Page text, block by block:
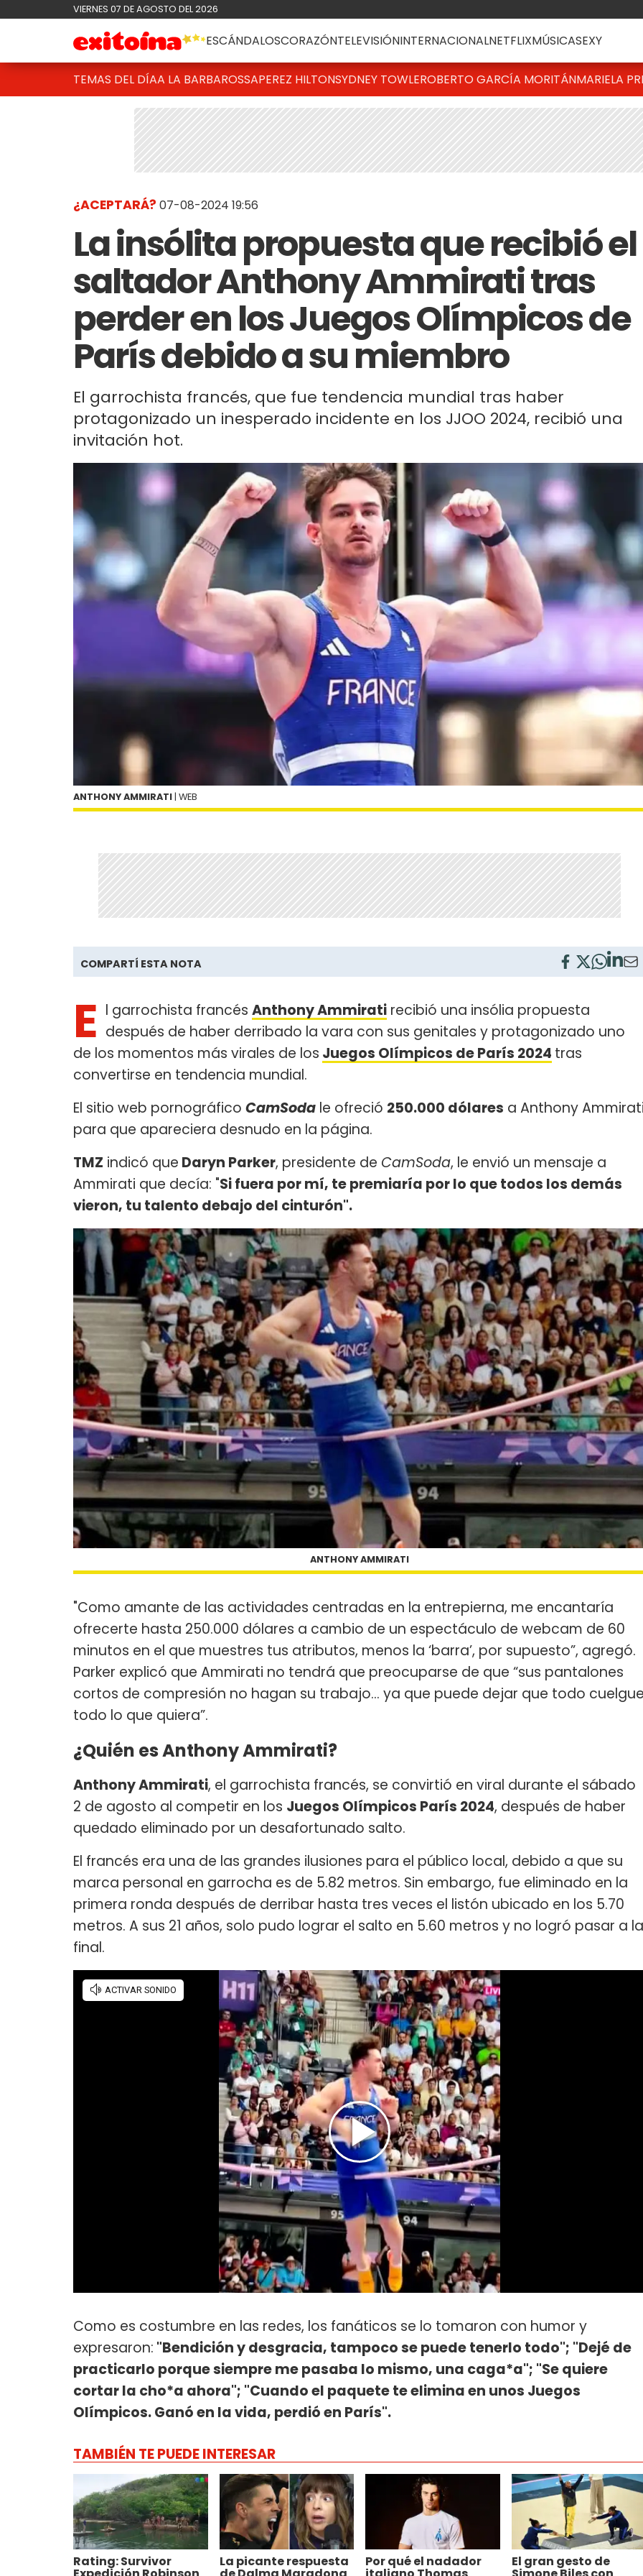
VIERNES 07 DE AGOSTO DEL 2026
ESCÁNDALOSCORAZÓNTELEVISIÓNINTERNACIONALNETFLIXMÚSICASEXY
TEMAS DEL DÍAA LA BARBAROSSAPEREZ HILTONSYDNEY TOWLEROBERTO GARCÍA MORITÁNMARIELA
¿ACEPTARÁ? 07-08-2024 19:56
La insólita propuesta que recibió el
saltador Anthony Ammirati tras
perder en los Juegos Olímpicos de
París debido a su miembro
El garrochista francés, que fue tendencia mundial tras haber
protagonizado un inesperado incidente en los JJOO 2024, recibió una
invitación hot.
ANTHONY AMMIRATI | WEB
COMPARTÍ ESTA NOTA
E l garrochista francés Anthony Ammirati recibió una insólia propuesta
después de haber derribado la vara con sus genitales y protagonizado uno
de los momentos más virales de los Juegos Olímpicos de París 2024 tras
convertirse en tendencia mundial.
El sitio web pornográfico CamSoda le ofreció 250.000 dólares a Anthony
para que apareciera desnudo en la página.
TMZ indicó que Daryn Parker, presidente de CamSoda, le envió un mensaje a
Ammirati que decía: "Si fuera por mí, te premiaría por lo que todos los demás
vieron, tu talento debajo del cinturón".
ANTHONY AMMIRATI
"Como amante de las actividades centradas en la entrepierna, me encantaría
ofrecerte hasta 250.000 dólares a cambio de un espectáculo de webcam de 60
minutos en el que muestres tus atributos, menos la ‘barra’, por supuesto”, agregó.
Parker explicó que Ammirati no tendrá que preocuparse de que “sus pantalones
cortos de compresión no hagan su trabajo... ya que puede dejar que todo
todo lo que quiera”.
¿Quién es Anthony Ammirati?
Anthony Ammirati, el garrochista francés, se convirtió en viral durante el sábado
2 de agosto al competir en los Juegos Olímpicos París 2024, después de haber
quedado eliminado por un desafortunado salto.
El francés era una de las grandes ilusiones para el público local, debido a que su
marca personal en garrocha es de 5.82 metros. Sin embargo, fue eliminado en la
primera ronda después de derribar hasta tres veces el listón ubicado en los 5.70
metros. A sus 21 años, solo pudo lograr el salto en 5.60 metros y no logró pasar a la
final.
Como es costumbre en las redes, los fanáticos se lo tomaron con humor y
expresaron: "Bendición y desgracia, tampoco se puede tenerlo todo"; "Dejé de
practicarlo porque siempre me pasaba lo mismo, una caga*a"; "Se quiere
cortar la cho*a ahora"; "Cuando el paquete te elimina en unos Juegos
Olímpicos. Ganó en la vida, perdió en París".
TAMBIÉN TE PUEDE INTERESAR
Rating: Survivor La picante respuesta Por qué el nadador El gran gesto de